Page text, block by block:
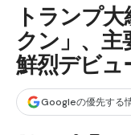
トランプ
クン」、
鮮烈デビュ
Googleの優先する